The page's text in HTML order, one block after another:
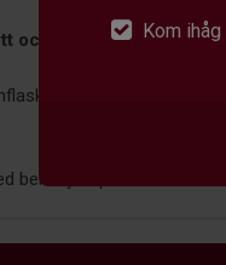
Kom
och klar 15 minuter
och kläder efter väder.
benskydd på både